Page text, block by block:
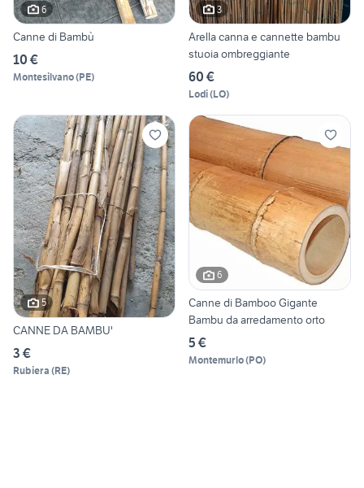
6
Canne di Bambù
10 €
Montesilvano(PE)
3
Arella canna e cannette bambu
stuoia ombreggiante
60 €
Lodi(LO)
5
CANNE DA BAMBU'
3 €
Rubiera (RE)
6
Canne di Bamboo Gigante
Bambu da arredamento orto
5 €
Montemurlo(PO)